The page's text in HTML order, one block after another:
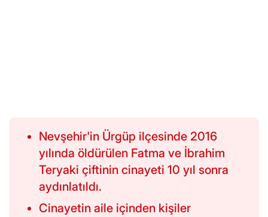
Nevşehir'in Ürgüp ilçesinde 2016
yılında öldürülen Fatma ve İbrahim
Teryaki çiftinin cinayeti 10 yıl sonra
aydınlatıldı.
Cinayetin aile içinden kişiler